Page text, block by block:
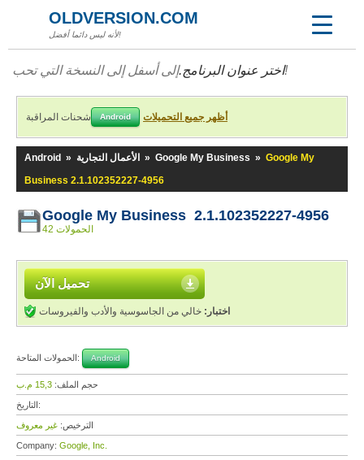
OLDVERSION.COM
لأنه ليس دائما أفضل!
اختر عنوان البرنامج.إلى أسفل إلى النسخة التي تحب!
شحنات المراقبة Android أظهر جميع التحميلات
Android » الأعمال التجارية » Google My Business » Google My
Business 2.1.102352227-4956
Google My Business 2.1.102352227-4956
42 الحمولات
تحميل الآن
اختبار: خالي من الجاسوسية والأدب والفيروسات
الحمولات المتاحة: Android
حجم الملف: 15,3 م.ب
التاريخ:
الترخيص: غير معروف
Company: Google, Inc.